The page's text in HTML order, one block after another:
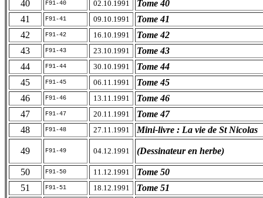
40 F91-40 02.10.1991
Tome 40
41
F91-41 09.10.1991
Tome 41
42
F91-42 16.10.1991
Tome 42
43
F91-43 23.10.1991
Tome 43
44
F91-44 30.10.1991
Tome 44
45
F91-45 06.11.1991
Tome 45
46
F91-46 13.11.1991
Tome 46
47
F91-47 20.11.1991
Tome 47
48
F91-48 27.11.1991 Mini-livre : La vie de St Nicolas
49 F91-49 04.12.1991 (Dessinateur en herbe)
50 F91-50 11.12.1991
Tome 50
51
F91-51 18.12.1991
Tome 51